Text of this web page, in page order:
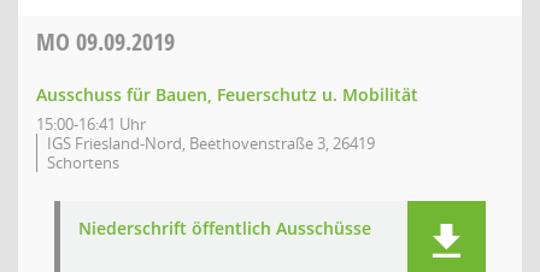
MO 09.09.2019
Ausschuss für Bauen, Feuerschutz u. Mobilität
15:00-16:41 Uhr
IGS Friesland-Nord, Beethovenstraße 3, 26419
Schortens
Niederschrift öffentlich Ausschüsse